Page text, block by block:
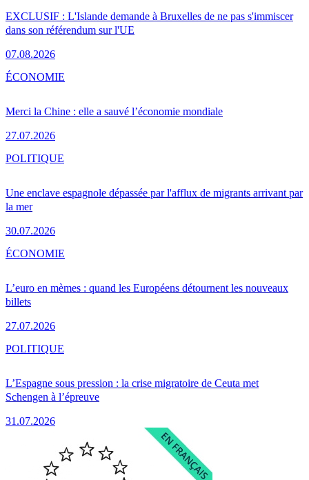
EXCLUSIF : L'Islande demande à Bruxelles de ne pas s'immiscer
dans son référendum sur l'UE
07.08.2026
Merci la Chine : elle a sauvé l’économie mondiale
27.07.2026
ÉCONOMIE
Une enclave espagnole dépassée par l'afflux de migrants arrivant par
la mer
30.07.2026
POLITIQUE
L’euro en mèmes : quand les Européens détournent les nouveaux
billets
27.07.2026
ÉCONOMIE
L’Espagne sous pression : la crise migratoire de Ceuta met
Schengen à l’épreuve
31.07.2026
POLITIQUE